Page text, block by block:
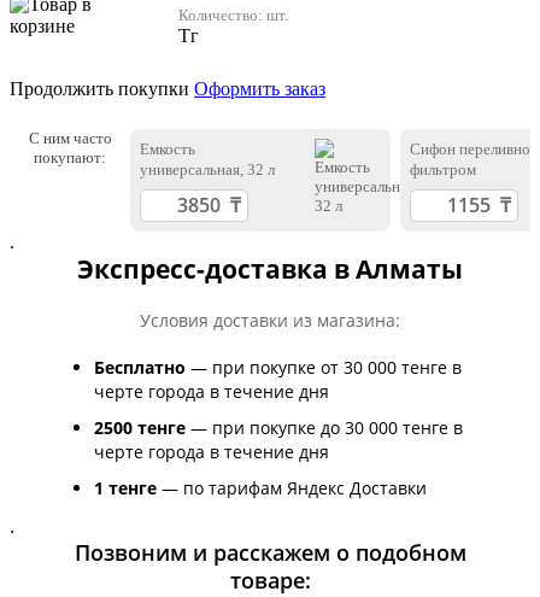
Количество: шт.
Тг
Продолжить покупки Оформить заказ
С ним часто
покупают:
Емкость
универсальная, 32 л
Сифон
фильтром
.
Экспресс-доставка в Алматы
Условия доставки из магазина:
Бесплатно — при покупке от 30 000 тенге в
черте города в течение дня
2500 тенге — при покупке до 30 000 тенге в
черте города в течение дня
1 тенге — по тарифам Яндекс Доставки
.
Позвоним и расскажем о подобном
товаре: